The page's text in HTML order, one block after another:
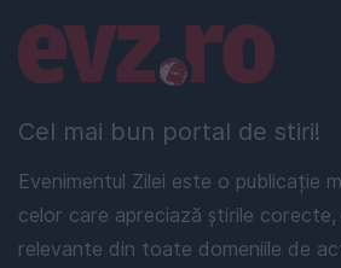
Cel mai bun portal de stiri!
Evenimentul Zilei este o publicație
celor care apreciază știrile
relevante din toate domeniile de
Linkuri utile